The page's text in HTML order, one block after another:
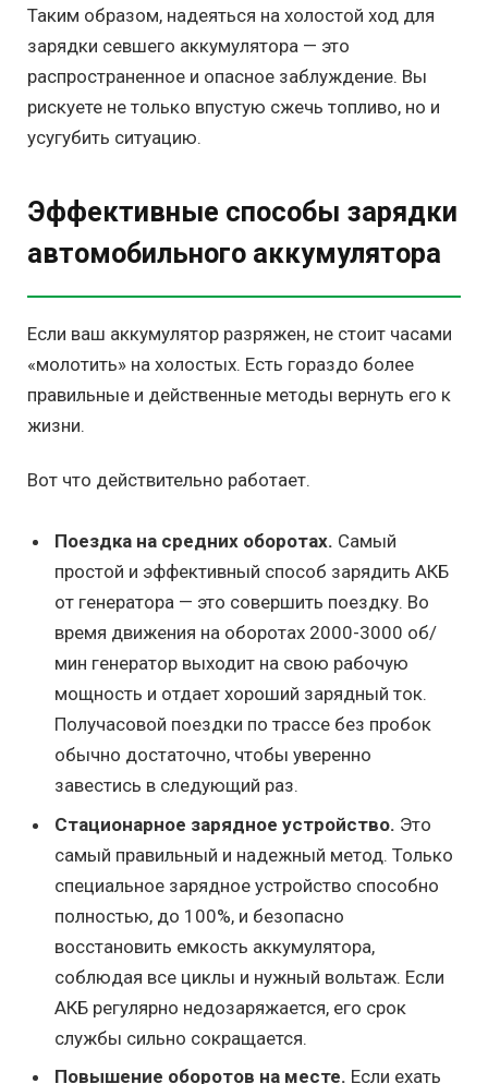
Таким образом, надеяться на холостой ход для
зарядки севшего аккумулятора — это
распространенное и опасное заблуждение. Вы
рискуете не только впустую сжечь топливо, но и
усугубить ситуацию.
Эффективные способы зарядки
автомобильного аккумулятора
Если ваш аккумулятор разряжен, не стоит часами
«молотить» на холостых. Есть гораздо более
правильные и действенные методы вернуть его к
жизни.
Вот что действительно работает.
Поездка на средних оборотах. Самый
простой и эффективный способ зарядить АКБ
от генератора — это совершить поездку. Во
время движения на оборотах 2000-3000 об/
мин генератор выходит на свою рабочую
мощность и отдает хороший зарядный ток.
Получасовой поездки по трассе без пробок
обычно достаточно, чтобы уверенно
завестись в следующий раз.
Стационарное зарядное устройство. Это
самый правильный и надежный метод. Только
специальное зарядное устройство способно
полностью, до 100%, и безопасно
восстановить емкость аккумулятора,
соблюдая все циклы и нужный вольтаж. Если
АКБ регулярно недозаряжается, его срок
службы сильно сокращается.
Повышение оборотов на месте. Если ехать